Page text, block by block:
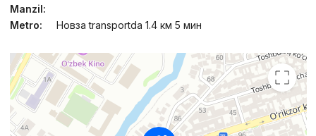
Manzil:
Metro:
Новза transportda 1.4 км 5 мин